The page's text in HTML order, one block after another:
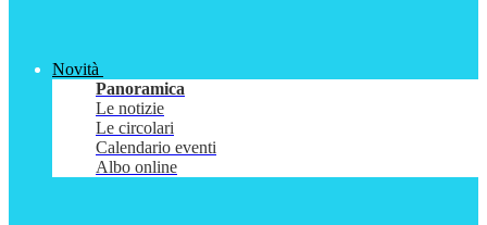
Novità
Panoramica
Le notizie
Le circolari
Calendario eventi
Albo online